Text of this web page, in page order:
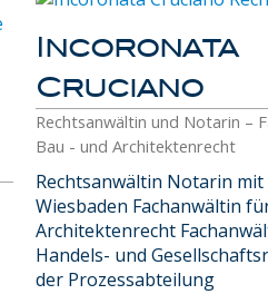
Incoronata
Cruciano
Rechtsanwältin und Notarin –
Bau - und Architektenrecht
Rechtsanwältin Notarin mit
Wiesbaden Fachanwältin
Architektenrecht
Handels- und
der Prozessabteilung